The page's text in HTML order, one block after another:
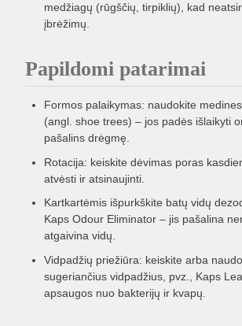
medžiagų (rūgščių, tirpiklių), kad
įbrėžimų.
Papildomi patarimai
Formos palaikymas: naudokite
(angl. shoe trees) – jos padės išlaikyti
pašalins drėgmę.
Rotacija: keiskite dėvimas poras
atvėsti ir atsinaujinti.
Kartkartėmis išpurkškite batų vidų
Kaps Odour Eliminator – jis pašalina
atgaivina vidų.
Vidpadžių priežiūra: keiskite arba
sugeriančius vidpadžius, pvz., Kaps
apsaugos nuo bakterijų ir kvapų.